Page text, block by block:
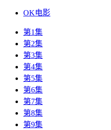
OK电影
第1集
第2集
第3集
第4集
第5集
第6集
第7集
第8集
第9集